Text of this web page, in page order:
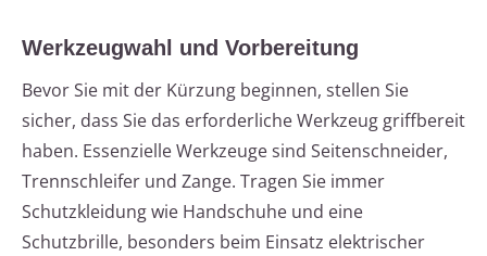
Werkzeugwahl und Vorbereitung
Bevor Sie mit der Kürzung beginnen, stellen Sie
sicher, dass Sie das erforderliche Werkzeug griffbereit
haben. Essenzielle Werkzeuge sind Seitenschneider,
Trennschleifer und Zange. Tragen Sie immer
Schutzkleidung wie Handschuhe und eine
Schutzbrille, besonders beim Einsatz elektrischer